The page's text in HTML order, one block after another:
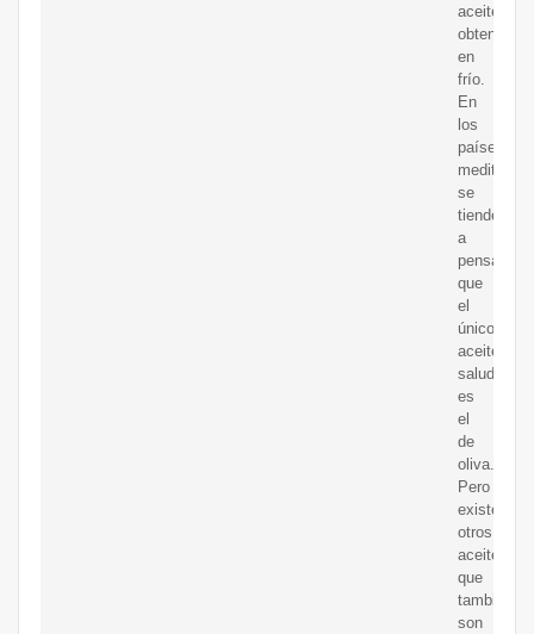
aceites
obtenidos
en
frío.
En
los
países
se
tiende
a
pensar
que
el
único
aceite
saludable
es
el
de
oliva.
Pero
existen
otros
aceites
que
también
son